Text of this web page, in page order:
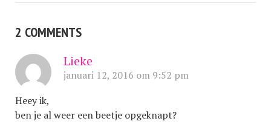
2 COMMENTS
Lieke
januari 12, 2016 om 9:52 pm
Heey ik,
ben je al weer een beetje opgeknapt?